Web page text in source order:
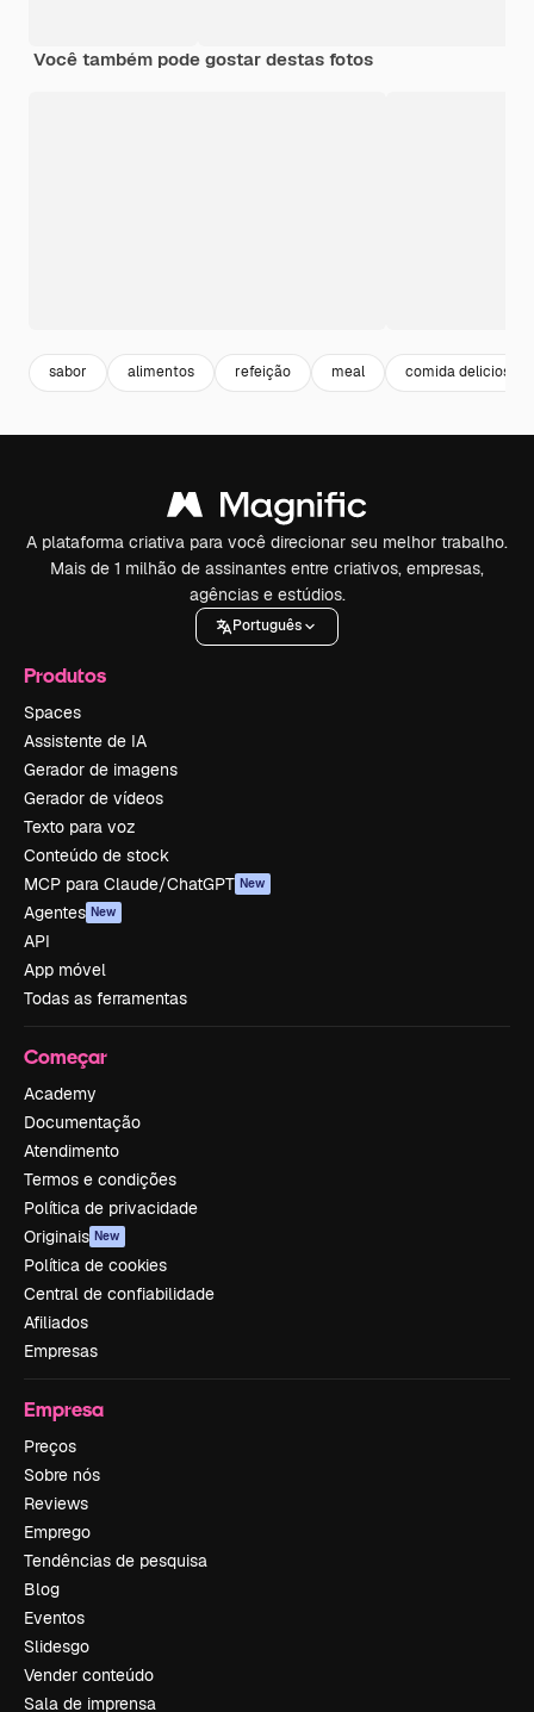
Você também pode gostar destas fotos
sabor alimentos refeição meal comida deliciosa
A plataforma criativa para você direcionar seu melhor trabalho.
Mais de 1 milhão de assinantes entre criativos, empresas,
agências e estúdios.
Português
Produtos
Spaces
Assistente de IA
Gerador de imagens
Gerador de vídeos
Texto para voz
Conteúdo de stock
MCP para Claude/ChatGPT New
Agentes New
API
App móvel
Todas as ferramentas
Começar
Academy
Documentação
Atendimento
Termos e condições
Política de privacidade
Originais New
Política de cookies
Central de confiabilidade
Afiliados
Empresas
Empresa
Preços
Sobre nós
Reviews
Emprego
Tendências de pesquisa
Blog
Eventos
Slidesgo
Vender conteúdo
Sala de imprensa